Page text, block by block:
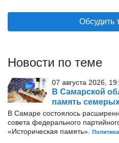
Обсудить
Новости по теме
07 августа 2026,
В Самарской
память
В Самаре состоялось
совета федерального
«Историческая память».
Политика